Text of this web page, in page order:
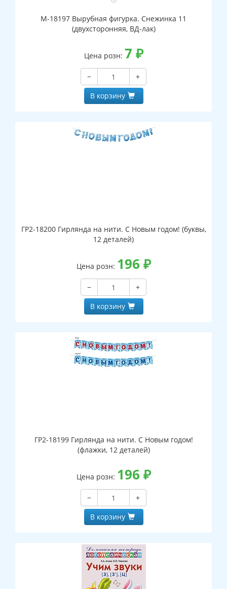
М-18197 Вырубная фигурка. Снежинка 11
(двухсторонняя, ВД-лак)
Цена розн: 7 ₽
−
+
В корзину
ГР2-18200 Гирлянда на нити. С Новым годом! (буквы,
12 деталей)
Цена розн: 196 ₽
−
+
В корзину
ГР2-18199 Гирлянда на нити. С Новым годом!
(флажки, 12 деталей)
Цена розн: 196 ₽
−
+
В корзину